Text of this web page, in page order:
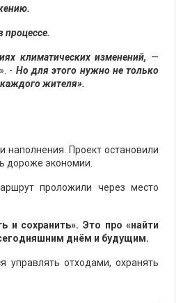
процессе.
климатических изменений, —
- Но для этого нужно не только
каждого жителя».
наполнения. Проект остановили
дороже экономии.
проложили через место
и сохранить». Это про «найти
днём и будущим.
отходами, охранять